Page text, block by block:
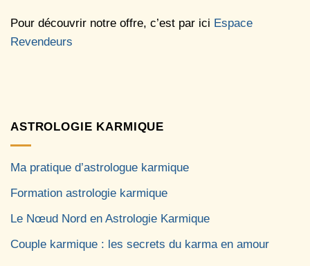
Pour découvrir notre offre, c’est par ici Espace
Revendeurs
ASTROLOGIE KARMIQUE
Ma pratique d’astrologue karmique
Formation astrologie karmique
Le Nœud Nord en Astrologie Karmique
Couple karmique : les secrets du karma en amour